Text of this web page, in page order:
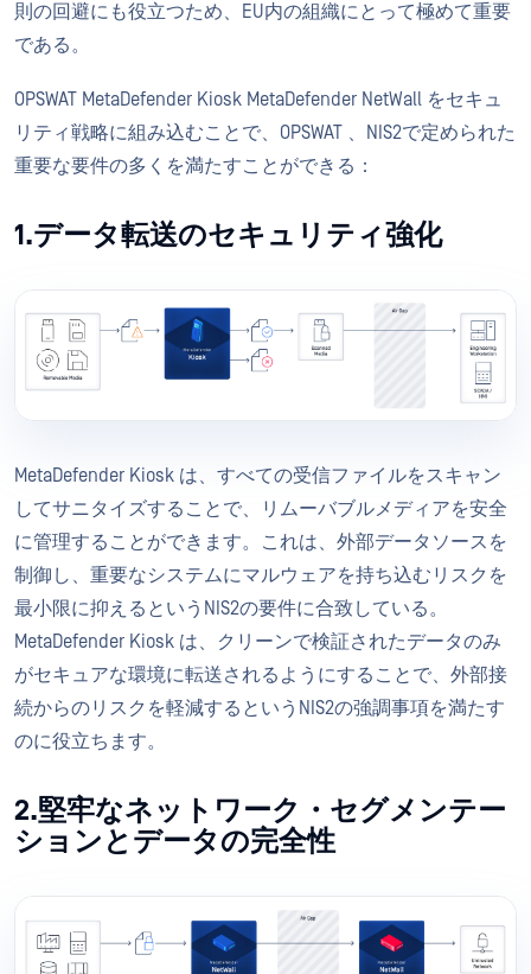
則の回避にも役立つため、EU内の組織にとって極めて重要
である。
OPSWAT MetaDefender Kiosk MetaDefender NetWall をセキュ
リティ戦略に組み込むことで、OPSWAT 、NIS2で定められた
重要な要件の多くを満たすことができる：
1.データ転送のセキュリティ強化
MetaDefender Kiosk は、すべての受信ファイルをスキャン
してサニタイズすることで、リムーバブルメディアを安全
に管理することができます。これは、外部データソースを
制御し、重要なシステムにマルウェアを持ち込むリスクを
最小限に抑えるというNIS2の要件に合致している。
MetaDefender Kiosk は、クリーンで検証されたデータのみ
がセキュアな環境に転送されるようにすることで、外部接
続からのリスクを軽減するというNIS2の強調事項を満たす
のに役立ちます。
2.堅牢なネットワーク・セグメンテー
ションとデータの完全性